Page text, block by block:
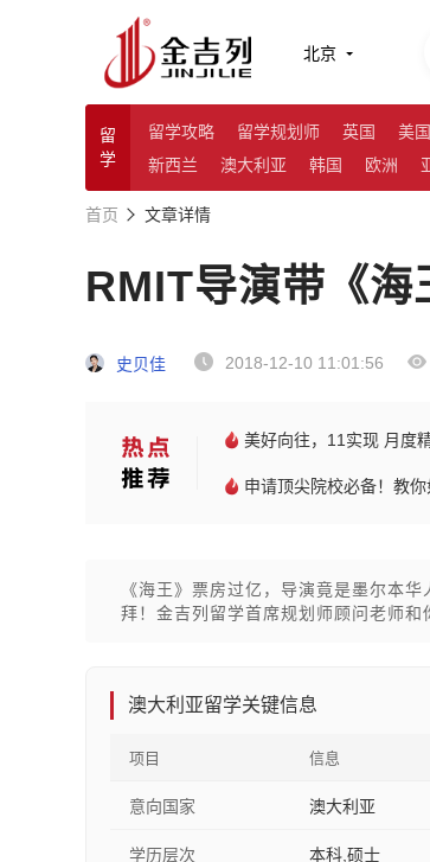
北京
留
学
留学攻略 留学规划师 英国 美国
新西兰
澳大利亚 韩国 欧洲
首页 文章详情
RMIT导演带《
史贝佳 2018-12-10 11:01:56
美好向往，11实现 月度精
申请顶尖院校必备！教你
《海王》票房过亿，导演竟是墨尔本
拜！金吉列留学首席规划师顾问老师
澳大利亚留学关键信息
项目 信息
意向国家 澳大利亚
学历层次 本科,硕士